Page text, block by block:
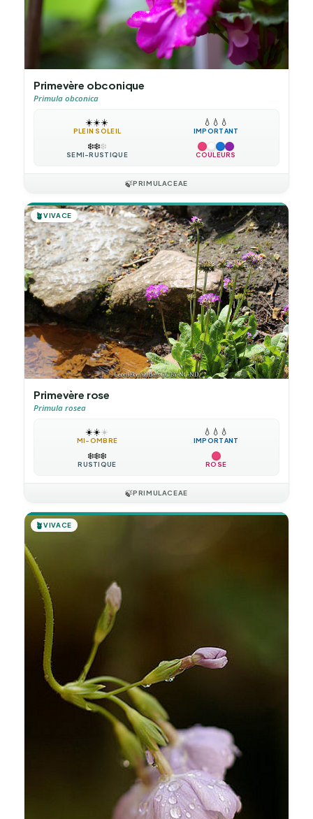
Primevère obconique
Primula obconica
☀️☀️☀️
PLEIN SOLEIL
💧 💧 💧
IMPORTANT
❄️❄️❄️
SEMI-RUSTIQUE COULEURS
🍃PRIMULACEAE
🪴VIVACE
Primevère rose
Primula rosea
☀️☀️☀️
MI-OMBRE
💧 💧 💧
IMPORTANT
❄️❄️❄️
RUSTIQUE ROSE
🍃PRIMULACEAE
🪴VIVACE